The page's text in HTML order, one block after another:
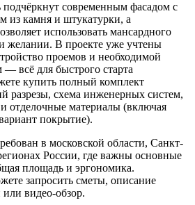
подчёркнут современным фасадом с
из камня и штукатурки, а
использовать мансардного
желании. В проекте уже учтены
проемов и необходимой
— всё для быстрого старта
купить полный комплект
разрезы, схема инженерных систем,
и отделочные материалы (включая
покрытие).
в московской области, Санкт-
России, где важны основные
площадь и эргономика.
запросить сметы, описание
или видео-обзор.